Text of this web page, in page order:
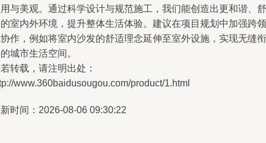
与美观。通过科学设计与规范施工，我们能创造出更和谐、舒
室内外环境，提升整体生活体验。建议在项目规划中加强跨领
作，例如将室内沙发的舒适理念延伸至室外设施，实现无缝衔
城市生活空间。
转载，请注明出处：
www.360baidusougou.com/product/1.html
时间：2026-08-06 09:30:22